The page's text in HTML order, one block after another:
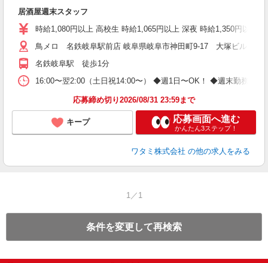
居酒屋週末スタッフ
時給1,080円以上 高校生 時給1,065円以上 深夜 時給1,350円以上
鳥メロ 名鉄岐阜駅前店 岐阜県岐阜市神田町9-17 大塚ビル1F
名鉄岐阜駅 徒歩1分
16:00〜翌2:00（土日祝14:00〜） ◆週1日〜OK！ ◆週末勤務で
応募締め切り2026/08/31 23:59まで
キープ 応募画面へ進む
かんたん3ステップ！
ワタミ株式会社 の他の求人をみる
1／1
条件を変更して再検索